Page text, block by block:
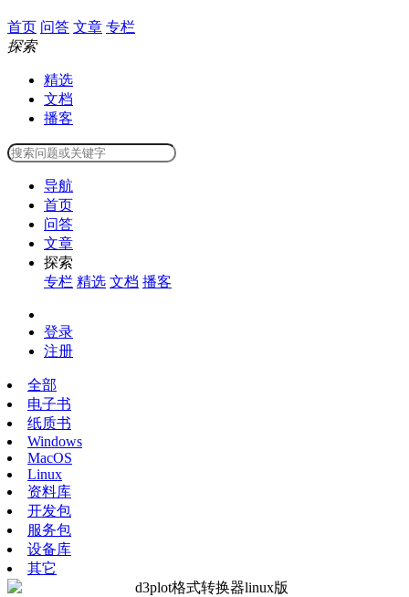
首页 问答 文章 专栏
探索
精选
文档
播客
导航
首页
问答
文章
探索
专栏 精选 文档 播客
登录
注册
全部
电子书
纸质书
Windows
MacOS
Linux
资料库
开发包
服务包
设备库
其它